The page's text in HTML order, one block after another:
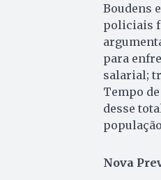
Boudens
policiais
para
salarial;
Tempo
desse
Nova